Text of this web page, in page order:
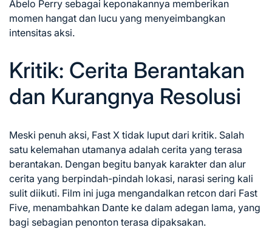
Abelo Perry sebagai keponakannya memberikan
momen hangat dan lucu yang menyeimbangkan
intensitas aksi.
Kritik: Cerita Berantakan
dan Kurangnya Resolusi
Meski penuh aksi, Fast X tidak luput dari kritik. Salah
satu kelemahan utamanya adalah cerita yang terasa
berantakan. Dengan begitu banyak karakter dan alur
cerita yang berpindah-pindah lokasi, narasi sering kali
sulit diikuti. Film ini juga mengandalkan retcon dari Fast
Five, menambahkan Dante ke dalam adegan lama, yang
bagi sebagian penonton terasa dipaksakan.